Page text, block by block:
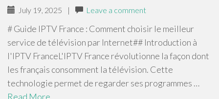
July 19, 2025 | Leave a comment
# Guide IPTV France : Comment choisir le meilleur
service de télévision par Internet## Introduction à
l'IPTV FranceL'IPTV France révolutionne la façon dont
les français consomment la télévision. Cette
technologie permet de regarder ses programmes …
Read More